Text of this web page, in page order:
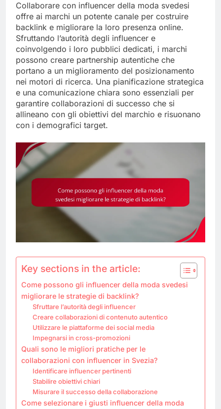
Collaborare con influencer della moda svedesi
offre ai marchi un potente canale per costruire
backlink e migliorare la loro presenza online.
Sfruttando l’autorità degli influencer e
coinvolgendo i loro pubblici dedicati, i marchi
possono creare partnership autentiche che
portano a un miglioramento del posizionamento
nei motori di ricerca. Una pianificazione strategica
e una comunicazione chiara sono essenziali per
garantire collaborazioni di successo che si
allineano con gli obiettivi del marchio e risuonano
con i demografici target.
Key sections in the article:
Come possono gli influencer della moda svedesi
migliorare le strategie di backlink?
Sfruttare l’autorità degli influencer
Creare collaborazioni di contenuto autentico
Utilizzare le piattaforme dei social media
Impegnarsi in cross-promozioni
Quali sono le migliori pratiche per le
collaborazioni con influencer in Svezia?
Identificare influencer pertinenti
Stabilire obiettivi chiari
Misurare il successo della collaborazione
Come selezionare i giusti influencer della moda